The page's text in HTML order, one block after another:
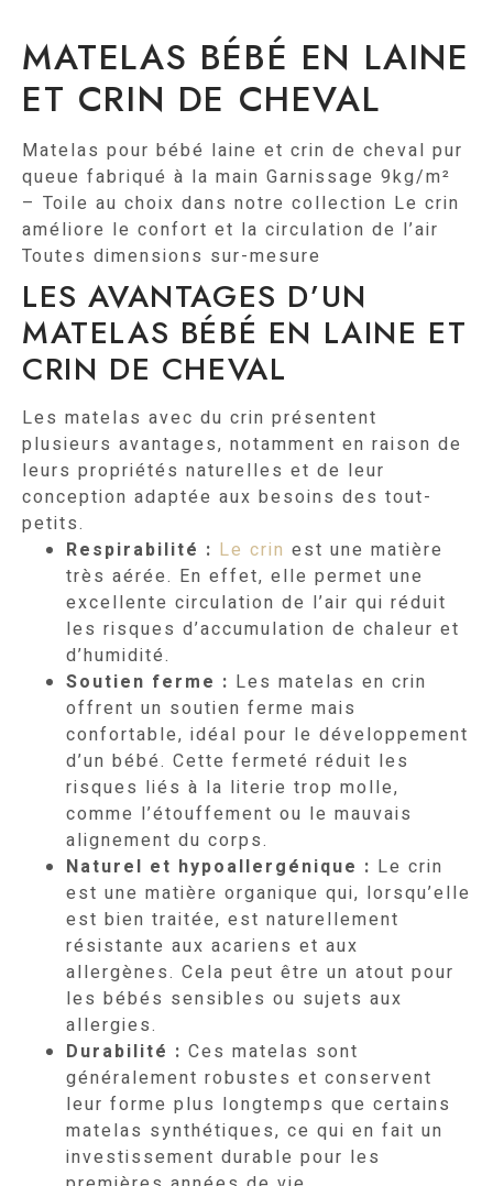
MATELAS BÉBÉ EN LAINE
ET CRIN DE CHEVAL
Matelas pour bébé laine et crin de cheval pur
queue fabriqué à la main Garnissage 9kg/m²
– Toile au choix dans notre collection Le crin
améliore le confort et la circulation de l’air
Toutes dimensions sur-mesure
LES AVANTAGES D’UN
MATELAS BÉBÉ EN LAINE ET
CRIN DE CHEVAL
Les matelas avec du crin présentent
plusieurs avantages, notamment en raison de
leurs propriétés naturelles et de leur
conception adaptée aux besoins des tout-
petits.
Respirabilité : Le crin est une matière
très aérée. En effet, elle permet une
excellente circulation de l’air qui réduit
les risques d’accumulation de chaleur et
d’humidité.
Soutien ferme : Les matelas en crin
offrent un soutien ferme mais
confortable, idéal pour le développement
d’un bébé. Cette fermeté réduit les
risques liés à la literie trop molle,
comme l’étouffement ou le mauvais
alignement du corps.
Naturel et hypoallergénique : Le crin
est une matière organique qui, lorsqu’elle
est bien traitée, est naturellement
résistante aux acariens et aux
allergènes. Cela peut être un atout pour
les bébés sensibles ou sujets aux
allergies.
Durabilité : Ces matelas sont
généralement robustes et conservent
leur forme plus longtemps que certains
matelas synthétiques, ce qui en fait un
investissement durable pour les